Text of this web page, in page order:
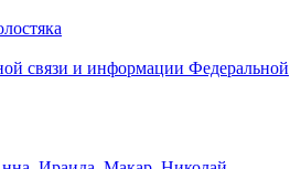
связи и информации Федеральной